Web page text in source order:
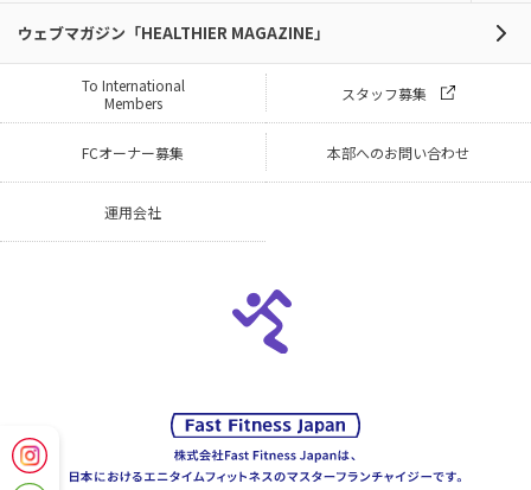
ウェブマガジン「HEALTHIER MAGAZINE」
To International
Members
スタッフ募集
FCオーナー募集 本部へのお問い合わせ
運用会社